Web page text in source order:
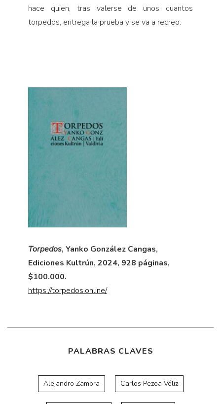
hace quien, tras valerse de unos cuantos
torpedos, entrega la prueba y se va a recreo.
Torpedos, Yanko González Cangas,
Ediciones Kultrún, 2024, 928 páginas,
$100.000.
https://torpedos.online/
PALABRAS CLAVES
Alejandro Zambra Carlos Pezoa Véliz